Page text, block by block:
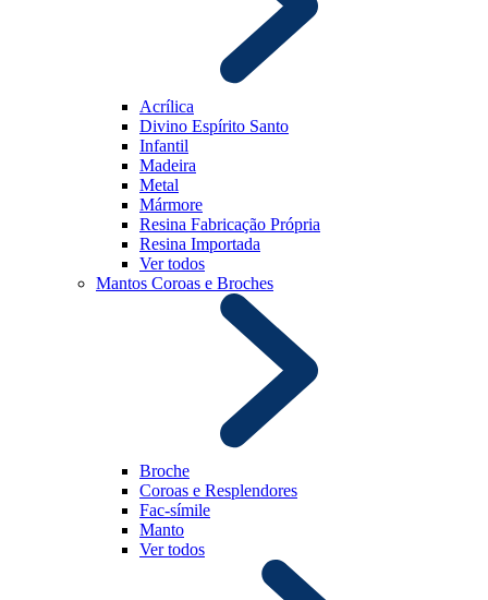
Acrílica
Divino Espírito Santo
Infantil
Madeira
Metal
Mármore
Resina Fabricação Própria
Resina Importada
Ver todos
Mantos Coroas e Broches
Broche
Coroas e Resplendores
Fac-símile
Manto
Ver todos